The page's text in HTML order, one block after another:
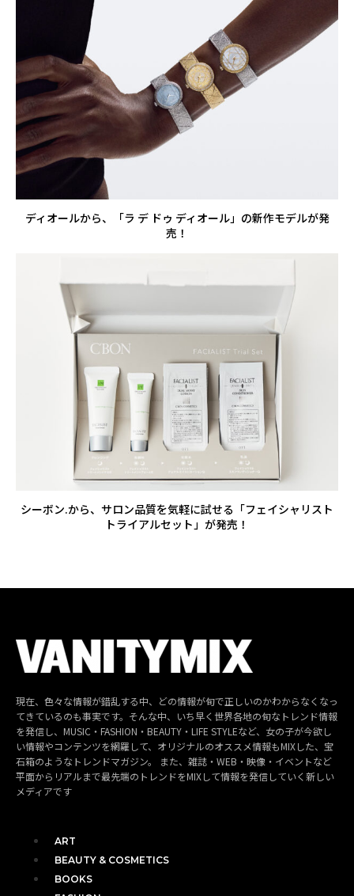
ディオールから、「ラ デ ドゥ ディオール」の新作モデルが発
売！
シーボン.から、サロン品質を気軽に試せる「フェイシャリスト
トライアルセット」が発売！
現在、色々な情報が錯乱する中、どの情報が旬で正しいのかわからなくなっ
てきているのも事実です。そんな中、いち早く世界各地の旬なトレンド情報
を発信し、MUSIC・FASHION・BEAUTY・LIFE STYLEなど、女の子が今欲し
い情報やコンテンツを網羅して、オリジナルのオススメ情報もMIXした、宝
石箱のようなトレンドマガジン。 また、雑誌・WEB・映像・イベントなど
平面からリアルまで最先端のトレンドをMIXして情報を発信していく新しい
メディアです
ART
BEAUTY & COSMETICS
BOOKS